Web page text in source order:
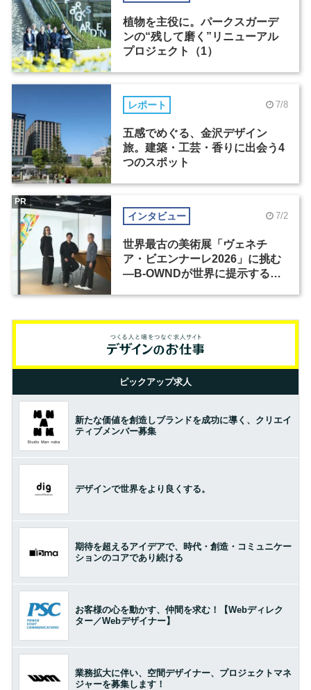
植物を主役に。パークスガーデ
ンの“残して磨く”リニューアル
プロジェクト（1）
レポート 7/8
五感でめぐる、金沢デザイン
旅。建築・工芸・香りに出会う4
つのスポット
インタビュー 7/2
世界最古の美術展「ヴェネチ
ア・ビエンナーレ2026」に挑む
―B-OWNDが世界に提示する美
PR
ピックアップ求人
新たな価値を創造しブランドを成功に導く、クリエイ
ティブメンバー募集
デザインで世界をより良くする。
期待を超えるアイデアで、時代・創造・コミュニケー
ションのコアであり続ける
お客様の心を動かす、仲間を求む！【Webディレク
ター／Webデザイナー】
業務拡大に伴い、空間デザイナー、プロジェクトマネ
ジャーを募集します！